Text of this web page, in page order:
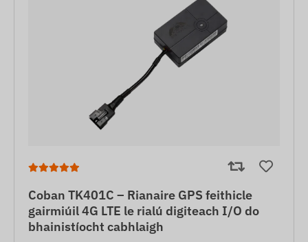
Coban TK401C – Rianaire GPS feithicle
gairmiúil 4G LTE le rialú digiteach I/O do
bhainistíocht cabhlaigh